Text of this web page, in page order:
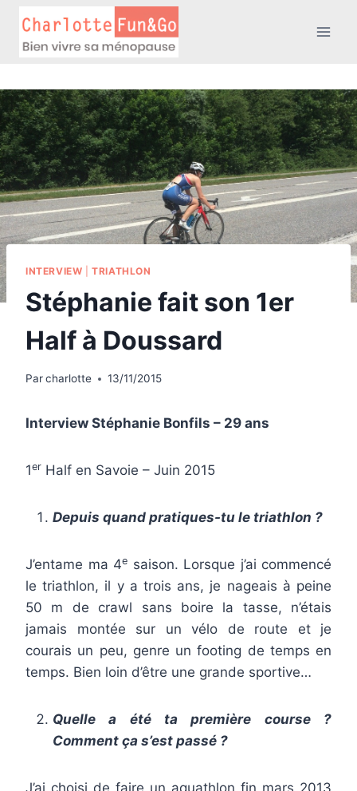
contenu
INTERVIEW |TRIATHLON
Stéphanie fait son 1er
Half à Doussard
Parcharlotte 13/11/2015
Interview Stéphanie Bonfils – 29 ans
1er Half en Savoie – Juin 2015
Depuis quand pratiques-tu le triathlon ?
J’entame ma 4e saison. Lorsque j’ai commencé
le triathlon, il y a trois ans, je nageais à peine
50 m de crawl sans boire la tasse, n’étais
jamais montée sur un vélo de route et je
courais un peu, genre un footing de temps en
temps. Bien loin d’être une grande sportive…
Quelle a été ta première course ?
Comment ça s’est passé ?